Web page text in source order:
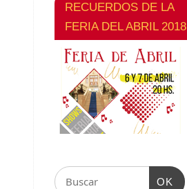
RECUERDOS DE LA
FERIA DEL ABRIL 2018
OK